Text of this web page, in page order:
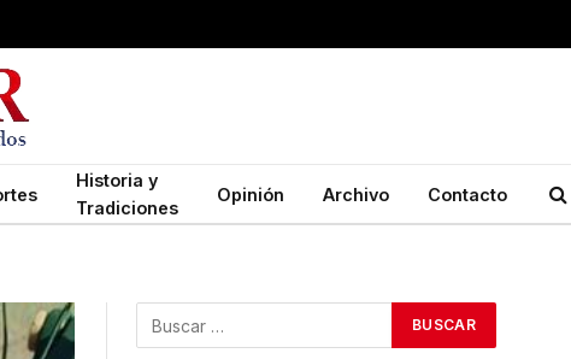
Historia y
Tradiciones
Opinión Archivo Contacto